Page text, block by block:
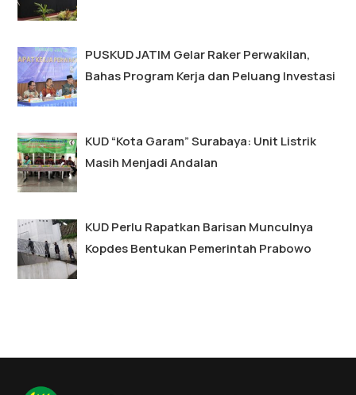
PUSKUD JATIM Gelar Raker Perwakilan,
Bahas Program Kerja dan Peluang Investasi
KUD “Kota Garam” Surabaya: Unit Listrik
Masih Menjadi Andalan
KUD Perlu Rapatkan Barisan Munculnya
Kopdes Bentukan Pemerintah Prabowo